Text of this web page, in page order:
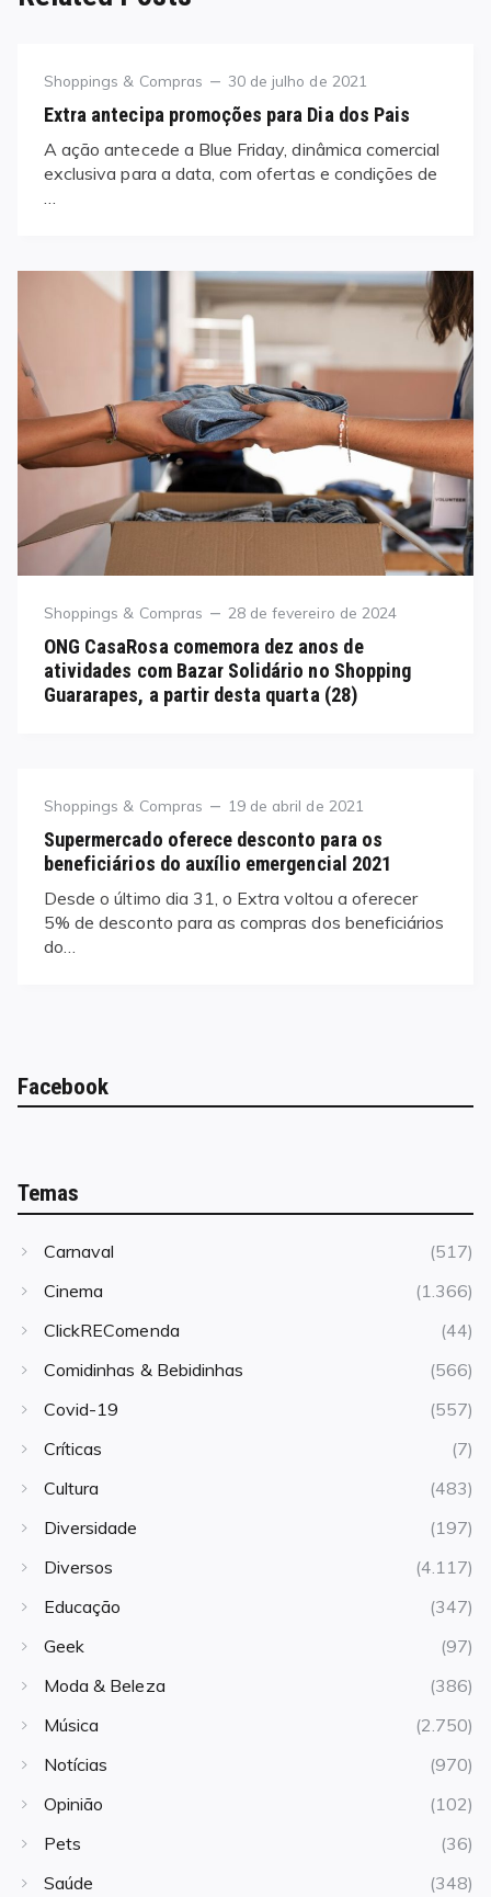
Category
Shoppings & Compras
Posted
30 de julho de 2021
Extra antecipa promoções para Dia dos Pais
A ação antecede a Blue Friday, dinâmica comercial
exclusiva para a data, com ofertas e condições de
Category
Shoppings & Compras
Posted
28 de fevereiro de 2024
ONG CasaRosa comemora dez anos de
atividades com Bazar Solidário no Shopping
Guararapes, a partir desta quarta (28)
Category
Shoppings & Compras
Posted
19 de abril de 2021
Supermercado oferece desconto para os
beneficiários do auxílio emergencial 2021
Desde o último dia 31, o Extra voltou a oferecer
5% de desconto para as compras dos beneficiários
do…
Facebook
Temas
Carnaval
(517)
Cinema
(1.366)
ClickREComenda
(44)
Comidinhas & Bebidinhas
(566)
Covid-19
(557)
Críticas
(7)
Cultura
(483)
Diversidade
(197)
Diversos
(4.117)
Educação
(347)
Geek
(97)
Moda & Beleza
(386)
Música
(2.750)
Notícias
(970)
Opinião
(102)
Pets
(36)
Saúde
(348)